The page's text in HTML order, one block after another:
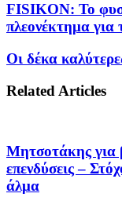
FISIKON: Το
πλεονέκτημα για
Οι δέκα
Related Articles
Μητσοτάκης για
επενδύσεις –
άλμα